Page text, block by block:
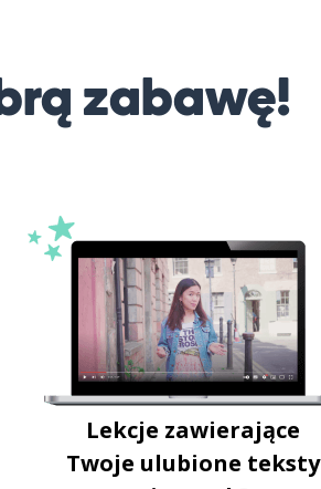
zabawę!
Lekcje zawierające
Twoje ulubione teksty